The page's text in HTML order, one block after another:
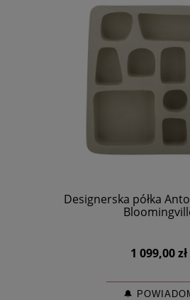
Designerska półka
1 099,00 zł
🔔